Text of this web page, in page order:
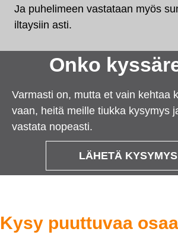
Ja puhelimeen vastataan myös
iltaysiin asti.
Onko
Varmasti on, mutta et vain kehtaa
vaan, heitä meille tiukka kysymys
vastata nopeasti.
LÄHETÄ
Kysy puuttuvaa